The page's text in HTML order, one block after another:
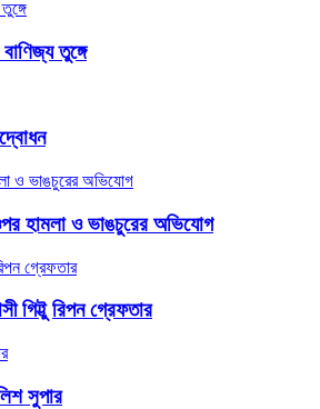
তুঙ্গে
হামলা ও ভাঙচুরের অভিযোগ
গিট্টু রিপন গ্রেফতার
সুপার